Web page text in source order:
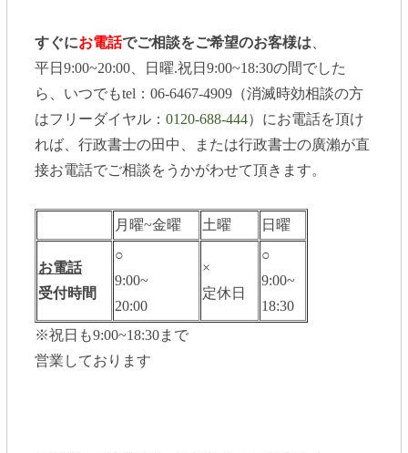
すぐにお電話でご相談をご希望のお客様は
平日9:00~20:00、日曜.祝日9:00~18:30の間でした
ら、いつでもtel：06-6467-4909（消滅時効相談の方
はフリーダイヤル： 0120-688-444）にお電話を頂け
れば、行政書士の田中、または行政書士の廣瀨が直
接お電話でご相談をうかがわせて頂きます。
月曜~金曜 土曜 日曜
お電話
受付時間
○
9:00~
20:00
×
定休日
○
9:00~
18:30
※祝日も9:00~18:30まで
営業しております